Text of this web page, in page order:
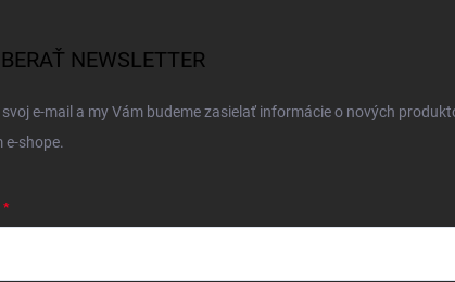
NEWSLETTER
e-mail a my Vám budeme zasielať informácie o nových
e-shope.